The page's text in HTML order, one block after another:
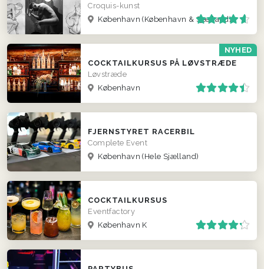
Croquis-kunst
København(København & Sjælland)
NYHED
COCKTAILKURSUS PÅ LØVSTRÆDE
Løvstræde
København
FJERNSTYRET RACERBIL
Complete Event
København(Hele Sjælland)
COCKTAILKURSUS
Eventfactory
København K